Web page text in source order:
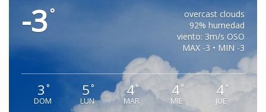
-3°
overcast clouds
92% humedad
viento: 3m/s OSO
MAX -3 • MIN -3
3 °
DOM
5 °
LUN
4°
MAR
4°
MIE
4°
JUE